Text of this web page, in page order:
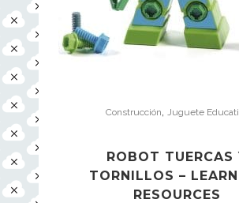
Construcción Juguete
ROBOT TUERCAS
TORNILLOS –
RESOURCES